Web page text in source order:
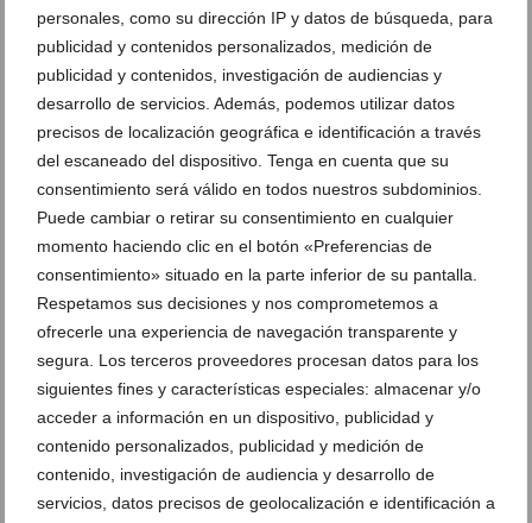
personales, como su dirección IP y datos de búsqueda, para
publicidad y contenidos personalizados, medición de
publicidad y contenidos, investigación de audiencias y
desarrollo de servicios. Además, podemos utilizar datos
precisos de localización geográfica e identificación a través
del escaneado del dispositivo. Tenga en cuenta que su
consentimiento será válido en todos nuestros subdominios.
Puede cambiar o retirar su consentimiento en cualquier
momento haciendo clic en el botón «Preferencias de
consentimiento» situado en la parte inferior de su pantalla.
Respetamos sus decisiones y nos comprometemos a
ofrecerle una experiencia de navegación transparente y
segura. Los terceros proveedores procesan datos para los
siguientes fines y características especiales: almacenar y/o
acceder a información en un dispositivo, publicidad y
contenido personalizados, publicidad y medición de
contenido, investigación de audiencia y desarrollo de
servicios, datos precisos de geolocalización e identificación a
Los recuerdos que traen las olas: más basura
nostálgica
28 de enero de 2020
Ver promociones